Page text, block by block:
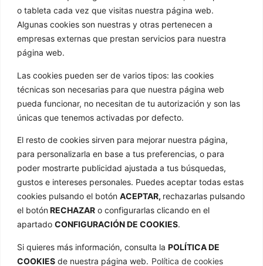
o tableta cada vez que visitas nuestra página web.
Algunas cookies son nuestras y otras pertenecen a
empresas externas que prestan servicios para nuestra
página web.
Las cookies pueden ser de varios tipos: las cookies
técnicas son necesarias para que nuestra página web
pueda funcionar, no necesitan de tu autorización y son las
únicas que tenemos activadas por defecto.
El resto de cookies sirven para mejorar nuestra página,
para personalizarla en base a tus preferencias, o para
poder mostrarte publicidad ajustada a tus búsquedas,
gustos e intereses personales. Puedes aceptar todas estas
cookies pulsando el botón ACEPTAR, rechazarlas pulsando
el botónRECHAZAR o configurarlas clicando en el
apartado CONFIGURACIÓN DE COOKIES.
Si quieres más información, consulta la POLÍTICA DE
COOKIES de nuestra página web. Política de cookies
info@golathetoylibrary.com
Trav de Cacheiras 64, Cacheiras
15886 Teo A Coruña
GOLA
Quienes somos
Nuestros formatos
Noticias
ENLACES
Aviso Legal
Política de privacidad
Política de cookies
Mapa web
Declaración de accesibilidad